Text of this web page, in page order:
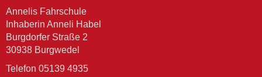
Annelis Fahrschule
Inhaberin Anneli Habel
Burgdorfer Straße 2
30938 Burgwedel
Telefon 05139 4935